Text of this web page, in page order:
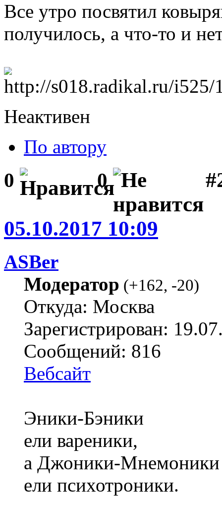
Все утро посвятил
получилось, а что-то и
Неактивен
По автору
0 0
05.10.2017 10:09
ASBer
Модератор (+162, -20)
Откуда: Москва
Зарегистрирован:
Сообщений: 816
Вебсайт
Эники-Бэники
ели вареники,
а Джоники-Мнемоники
ели психотроники.